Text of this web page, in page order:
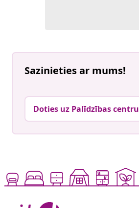
Sazinieties ar mums!
Doties uz Palīdzības centru